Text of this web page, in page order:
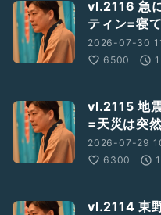
vl.2116 急
ティン=寝
2026-07-30
6500
vl.2115 地
=天災は突
2026-07-29
6300
vl.2114 東